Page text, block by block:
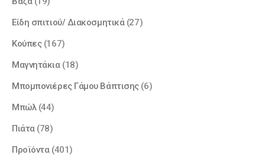
Είδη σπιτιού/ Διακοσμητικά (27)
Κούπες (167)
Μαγνητάκια (18)
Μπομπονιέρες Γάμου Βάπτισης (6)
Μπώλ (44)
Πιάτα (78)
Προϊόντα (401)